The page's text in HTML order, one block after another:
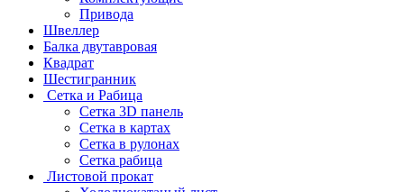
Привода
Швеллер
Балка двутавровая
Квадрат
Шестигранник
Сетка и Рабица
Сетка 3D панель
Сетка в картах
Сетка в рулонах
Сетка рабица
Листовой прокат